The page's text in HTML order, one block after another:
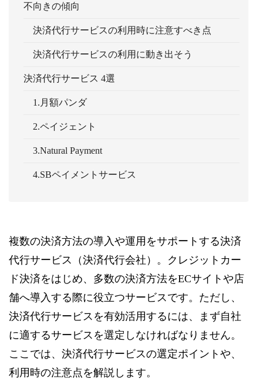
不向きの傾向
決済代行サービスの利用時に注意すべき点
決済代行サービスの利用に動き出そう
決済代行サービス 4選
1.月額パンダ
2.ペイジェント
3.Natural Payment
4.SBペイメントサービス
複数の決済方法の導入や運用をサポートする決済
代行サービス（決済代行会社）。クレジットカー
ド決済をはじめ、多数の決済方法をECサイトや店
舗へ導入する際に役立つサービスです。ただし、
決済代行サービスを有効活用するには、まず自社
に適するサービスを選定しなければなりません。
ここでは、決済代行サービスの選定ポイントや、
利用時の注意点を解説します。